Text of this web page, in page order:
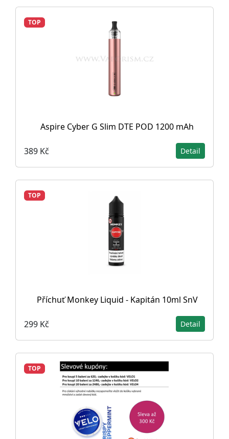
TOP
Aspire Cyber G Slim DTE POD 1200 mAh
389 Kč Detail
TOP
Příchuť Monkey Liquid - Kapitán 10ml SnV
299 Kč Detail
TOP